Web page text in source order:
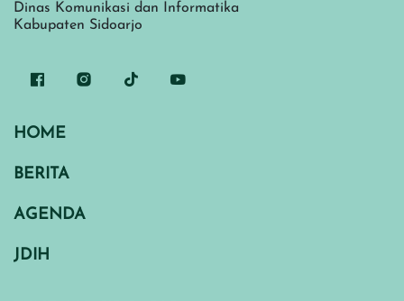
Dinas Komunikasi dan Informatika
Kabupaten Sidoarjo
HOME
BERITA
AGENDA
JDIH